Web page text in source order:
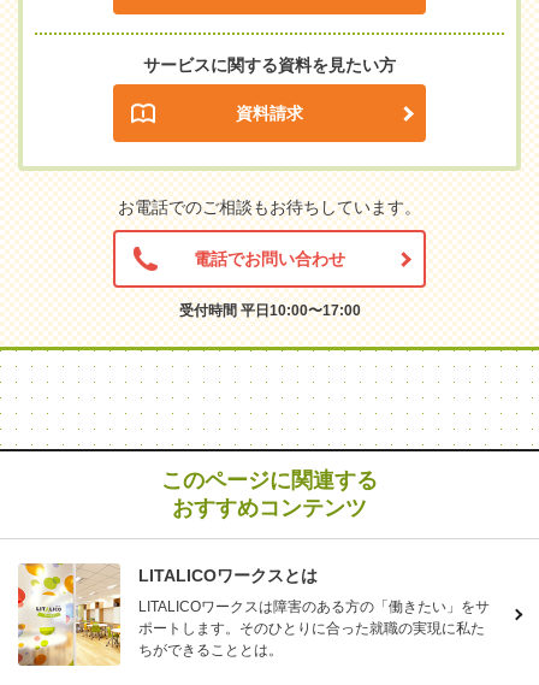
サービスに関する資料を見たい方
資料請求
お電話でのご相談もお待ちしています。
電話でお問い合わせ
受付時間 平日10:00〜17:00
このページに関連する
おすすめコンテンツ
LITALICOワークスとは
LITALICOワークスは障害のある方の「働きたい」をサ
ポートします。そのひとりに合った就職の実現に私た
ちができることとは。